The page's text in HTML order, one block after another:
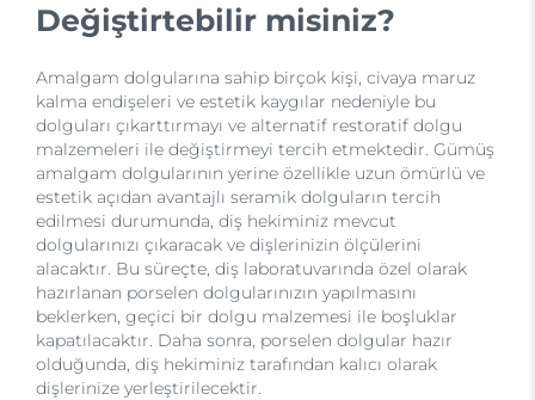
Değiştirtebilir misiniz?
Amalgam dolgularına sahip birçok kişi, civaya maruz
kalma endişeleri ve estetik kaygılar nedeniyle bu
dolguları çıkarttırmayı ve alternatif restoratif dolgu
malzemeleri ile değiştirmeyi tercih etmektedir. Gümüş
amalgam dolgularının yerine özellikle uzun ömürlü ve
estetik açıdan avantajlı seramik dolguların tercih
edilmesi durumunda, diş hekiminiz mevcut
dolgularınızı çıkaracak ve dişlerinizin ölçülerini
alacaktır. Bu süreçte, diş laboratuvarında özel olarak
hazırlanan porselen dolgularınızın yapılmasını
beklerken, geçici bir dolgu malzemesi ile boşluklar
kapatılacaktır. Daha sonra, porselen dolgular hazır
olduğunda, diş hekiminiz tarafından kalıcı olarak
dişlerinize yerleştirilecektir.